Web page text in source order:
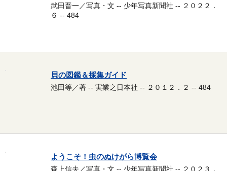
武田晋一／写真・文 -- 少年写真新聞社 -- ２０２２．
６ -- 484
貝の図鑑＆採集ガイド
池田等／著 -- 実業之日本社 -- ２０１２．２ -- 484
ようこそ！虫のぬけがら博覧会
森上信夫／写真・文 -- 少年写真新聞社 -- ２０２３．